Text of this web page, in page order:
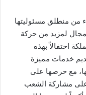
من منطلق مسئوليتها
لمزيد من حركة
احتفالاً بهذه
خدمات مميزة
مع حرصها على
مشاركة الشعب